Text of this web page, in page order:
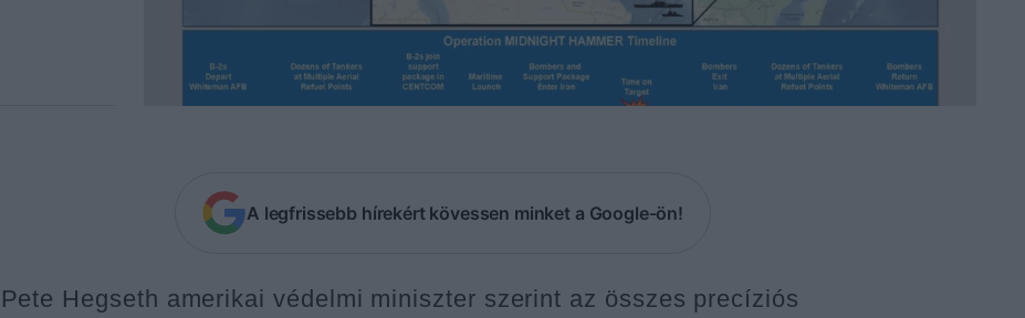
A legfrissebb hírekért kövessen minket a Google-ön!
Pete Hegseth amerikai védelmi miniszter szerint az összes precíziós